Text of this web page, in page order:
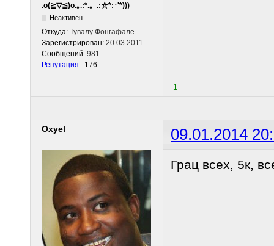
.o(≧▽≦)o.｡.:*.。.:☆*:･'*)))
Неактивен
Откуда: Тувалу Фонгафале
Зарегистрирован: 20.03.2011
Сообщений: 981
Репутация : 176
+1
Oxyel 09.01.2014
Грац всех, 5к,